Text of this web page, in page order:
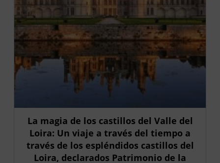
La magia de los castillos del Valle del
Loira: Un viaje a través del tiempo a
través de los espléndidos castillos del
Loira, declarados Patrimonio de la